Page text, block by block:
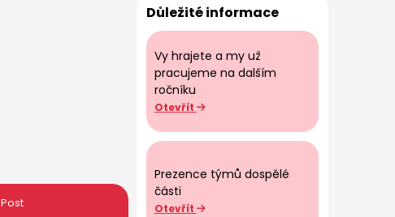
Post
Důležité informace
Vy hrajete a my už
pracujeme na dalším
ročníku
Otevřít
Prezence týmů dospělé
části
Otevřít